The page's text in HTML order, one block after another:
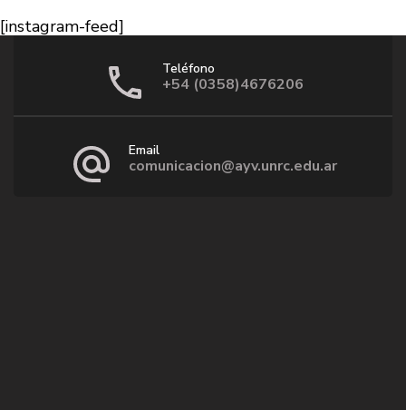
[instagram-feed]
Teléfono
+54 (0358)4676206
Email
comunicacion@ayv.unrc.edu.ar